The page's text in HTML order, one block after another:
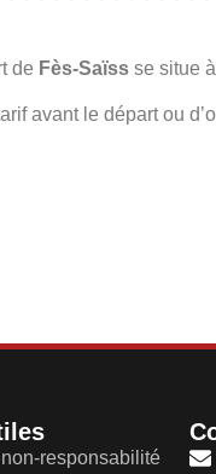
de Fès-Saïss se situe
avant le départ ou
responsabilité